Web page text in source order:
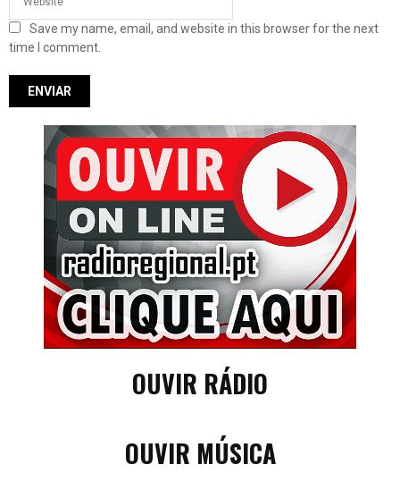
Save my name, email, and website in this browser for the next
time I comment.
OUVIR RÁDIO
OUVIR MÚSICA